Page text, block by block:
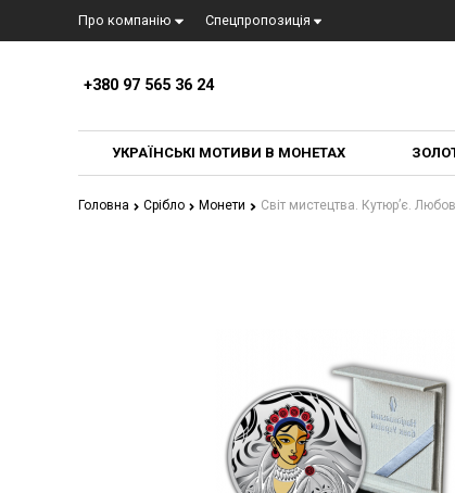
Про компанiю Спецпропозиція
+380 97 565 36 24
УКРАЇНСЬКІ МОТИВИ В МОНЕТАХ
Головна Срібло Монети Світ мистецтва. Кутюр’є.